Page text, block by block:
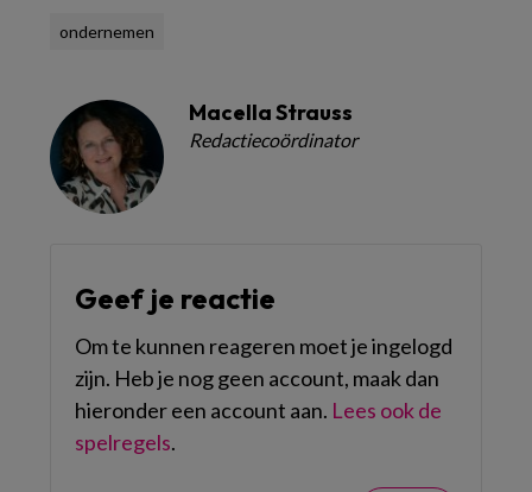
ondernemen
Macella Strauss
Redactiecoördinator
Geef je reactie
Om te kunnen reageren moet je ingelogd
zijn. Heb je nog geen account, maak dan
hieronder een account aan. Lees ook de
spelregels.